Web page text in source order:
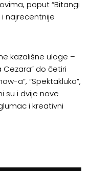
poput “Bitangi
i najrecentnije
kazališne uloge –
Cezara” do četiri
a”, “Spektakluka”,
su i dvije nove
i kreativni